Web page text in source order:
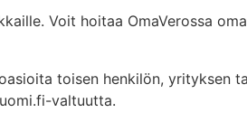
Voit hoitaa OmaVerossa
toisen henkilön, yrityksen
valtuutta.